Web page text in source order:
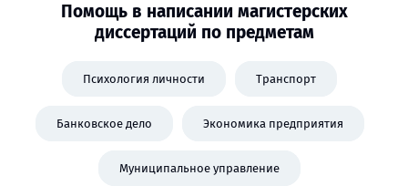
Помощь в написании магистерских
диссертаций по предметам
Психология личности Транспорт
Банковское дело Экономика предприятия
Муниципальное управление